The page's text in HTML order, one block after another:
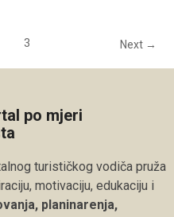
3 Next →
po mjeri
turističkog vodiča pruža
motivaciju, edukaciju i
planinarenja,